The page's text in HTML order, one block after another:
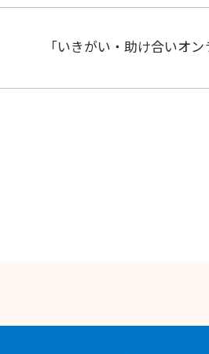
「いきがい・助け合いオ